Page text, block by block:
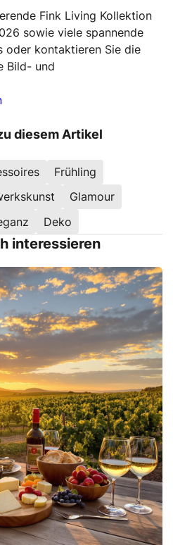
Fink Living Kollektion
sowie viele spannende
oder kontaktieren Sie die
Bild- und
diesem Artikel
Frühling
Glamour
Deko
interessieren